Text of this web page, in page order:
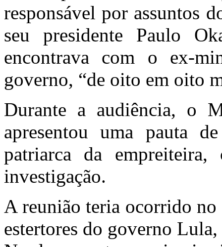
responsável por assuntos
seu presidente Paulo
encontrava com o ex-
governo, “de oito em oito
Durante a audiência, o
apresentou uma pauta
patriarca da
investigação.
A reunião teria ocorrido
estertores do governo